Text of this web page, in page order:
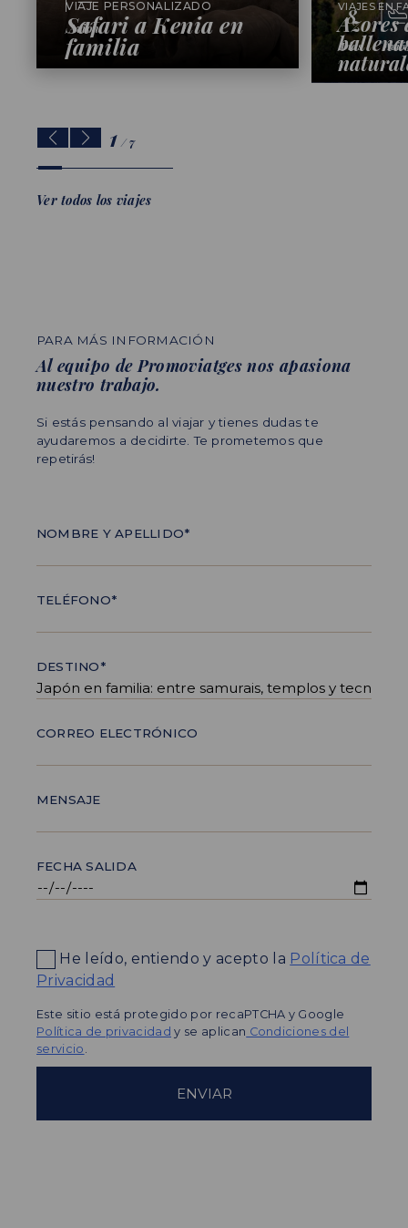
Safari a Kenia en
familia
VIAJE PERSONALIZADO
Avión
VIAJES EN
8
Días
1 /7
Ver todos los viajes
PARA MÁS INFORMACIÓN
Al equipo de Promoviatges nos apasiona
nuestro trabajo.
Si estás pensando al viajar y tienes dudas te
ayudaremos a decidirte. Te prometemos que
repetirás!
NOMBRE Y APELLIDO*
TELÉFONO*
DESTINO*
CORREO ELECTRÓNICO
MENSAJE
FECHA SALIDA
He leído, entiendo y acepto la Política de
Privacidad
Este sitio está protegido por recaPTCHA y Google
Política de privacidad y se aplican Condiciones del
servicio